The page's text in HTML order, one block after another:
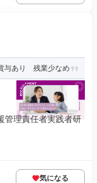
与あり 残業少なめ
管理責任者実践者研
気になる